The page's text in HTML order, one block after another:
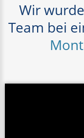
Wir
Team bei